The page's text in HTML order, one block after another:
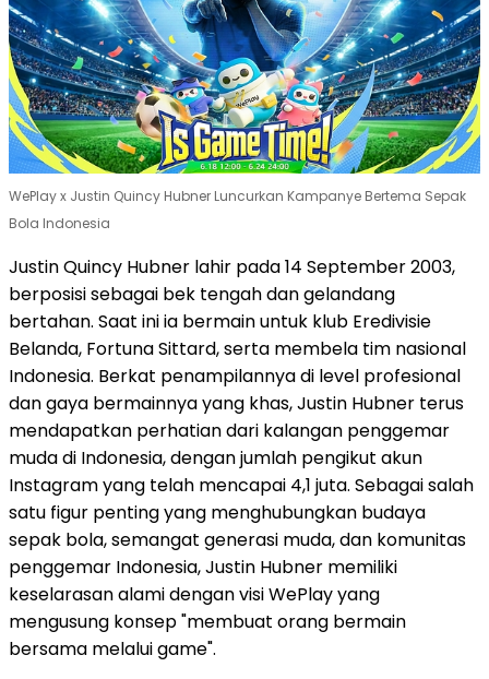
WePlay x Justin Quincy Hubner Luncurkan Kampanye Bertema Sepak
Bola Indonesia
Justin Quincy Hubner lahir pada 14 September 2003,
berposisi sebagai bek tengah dan gelandang
bertahan. Saat ini ia bermain untuk klub Eredivisie
Belanda, Fortuna Sittard, serta membela tim nasional
Indonesia. Berkat penampilannya di level profesional
dan gaya bermainnya yang khas, Justin Hubner terus
mendapatkan perhatian dari kalangan penggemar
muda di Indonesia, dengan jumlah pengikut akun
Instagram yang telah mencapai 4,1 juta. Sebagai salah
satu figur penting yang menghubungkan budaya
sepak bola, semangat generasi muda, dan komunitas
penggemar Indonesia, Justin Hubner memiliki
keselarasan alami dengan visi WePlay yang
mengusung konsep "membuat orang bermain
bersama melalui game".